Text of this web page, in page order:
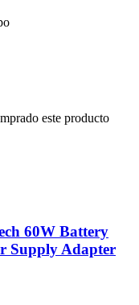
este producto
60W Battery
Supply Adapter